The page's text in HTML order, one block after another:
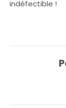
indéfectible !